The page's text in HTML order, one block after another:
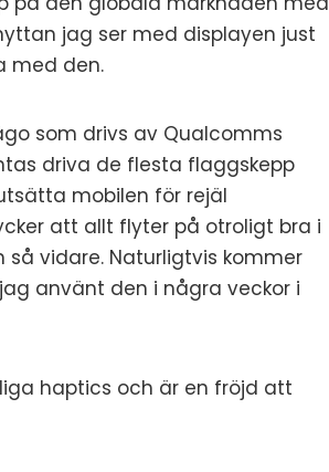
jag ser med displayen just
med den.
som drivs av Qualcomms
driva de flesta flaggskepp
mobilen för rejäl
att allt flyter på otroligt bra i
vidare. Naturligtvis kommer
använt den i några veckor i
haptics och är en fröjd att